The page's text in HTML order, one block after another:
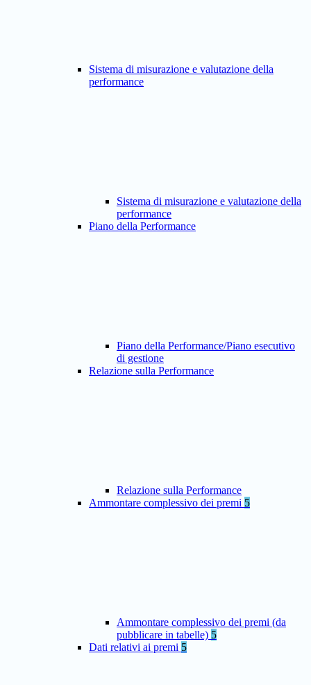
Sistema di misurazione e valutazione della
performance
Sistema di misurazione e valutazione della
performance
Piano della Performance
Piano della Performance/Piano esecutivo
di gestione
Relazione sulla Performance
Relazione sulla Performance
Ammontare complessivo dei premi 5
Ammontare complessivo dei premi (da
pubblicare in tabelle) 5
Dati relativi ai premi 5